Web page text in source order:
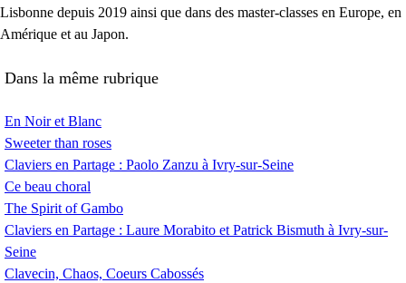
Lisbonne depuis 2019 ainsi que dans des master-classes en Europe, en
Amérique et au Japon.
Dans la même rubrique
En Noir et Blanc
Sweeter than roses
Claviers en Partage : Paolo Zanzu à Ivry-sur-Seine
Ce beau choral
The Spirit of Gambo
Claviers en Partage : Laure Morabito et Patrick Bismuth à Ivry-sur-
Seine
Clavecin, Chaos, Coeurs Cabossés